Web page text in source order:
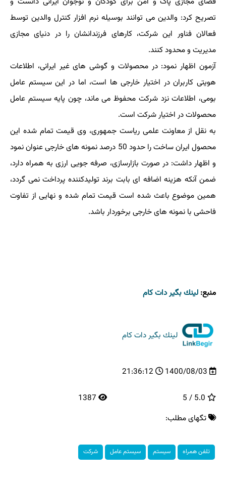
تصریح کرد: والدین می توانند بوسیله نرم افزار کنترل والدین توسط
فعالان فناور این شرکت، کارهای فرزندانشان را در دنیای مجازی
مدیریت و محدود کنند.
آزمون اظهار نمود: در محصولات و گوشی­ های غیر ایرانی، اطلاعات
هویتی کاربران در اختیار خارجی ­ها است، اما در این سیستم عامل
بومی، اطلاعات نزد شرکت محفوظ می­ ماند، چون پایه سیستم عامل
محصولات در اختیار شرکت است.
به نقل از معاونت علمی ریاست جمهوری، وی قیمت تمام شده این
محصول ایران ساخت را حدود 50 درصد نمونه ­های خارجی عنوان نمود
و اظهار داشت: در صورت بازارسازی، صرفه ­جویی ارزی به همراه دارد،
ضمن آن­که هزینه اضافه ای بابت برند تولیدکننده پرداخت نمی گردد،
همین موضوع باعث شده است قیمت تمام­ شده و نهایی از تفاوت
فاحشی با نمونه های خارجی برخوردار باشد.
منبع: لینك بگیر دات كام
لینك بگیر دات كام
1400/08/03
21:36:12
تگهای مطلب:
تلفن همراه سیستم سیستم عامل شركت